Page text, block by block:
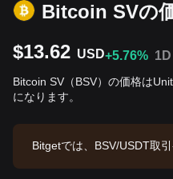
Bitcoin SVの‌
$13.62 USD+5.76% 1D
Bitcoin SV（BSV）の価格は
になります。
Bitgetでは、BSV/USDT取